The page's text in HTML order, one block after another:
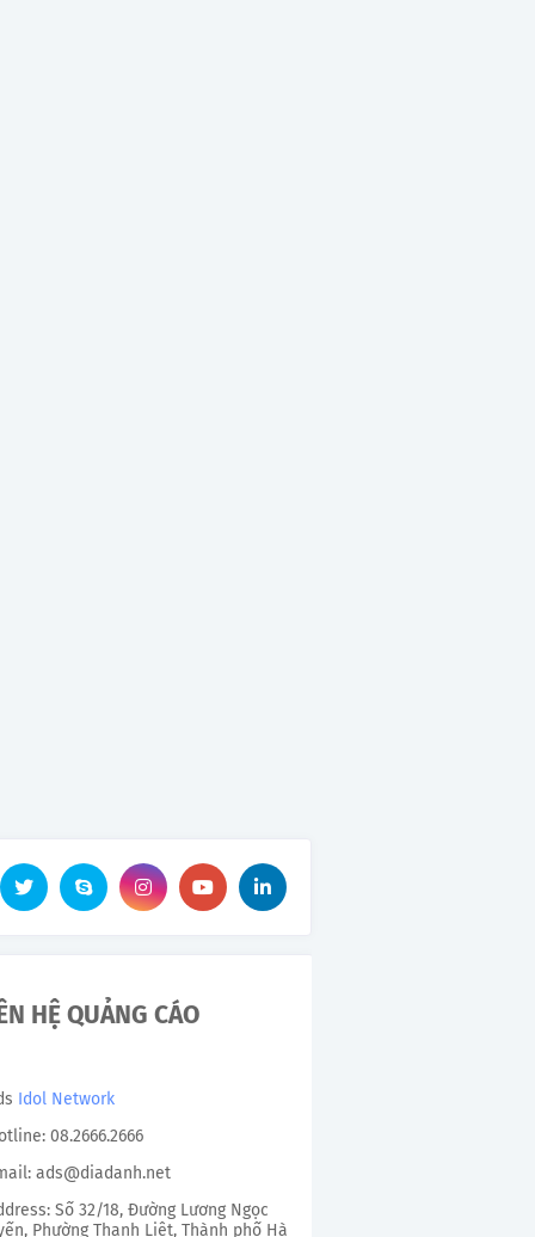
HỆ QUẢNG CÁO
Idol Network
08.2666.2666
ads@diadanh.net
Số 32/18, Đường Lương Ngọc
Phường Thanh Liệt, Thành phố Hà